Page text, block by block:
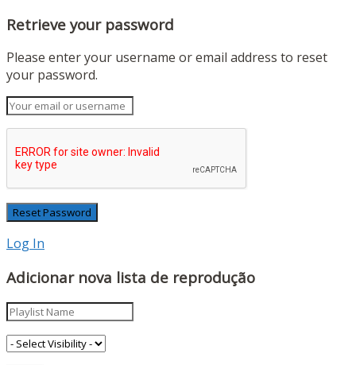
Retrieve your password
Please enter your username or email address to reset
your password.
Log In
Adicionar nova lista de reprodução